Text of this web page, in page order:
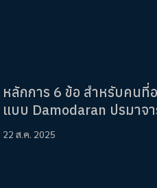
หลักการ 6 ข้อ สำหรับคนที่
แบบ Damodaran ปรมาจ
22 ส.ค. 2025